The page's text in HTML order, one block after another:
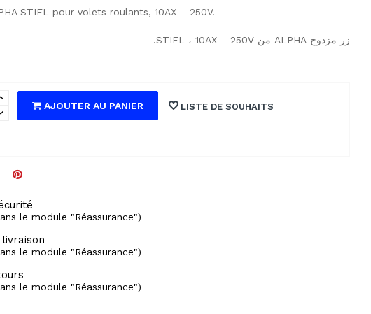
STIEL pour volets roulants, 10AX – 250V.
زر مزدوج ALPHA من STIEL ، 10AX – 250V.
AJOUTER AU PANIER LISTE DE SOUHAITS
le module "Réassurance")
le module "Réassurance")
le module "Réassurance")